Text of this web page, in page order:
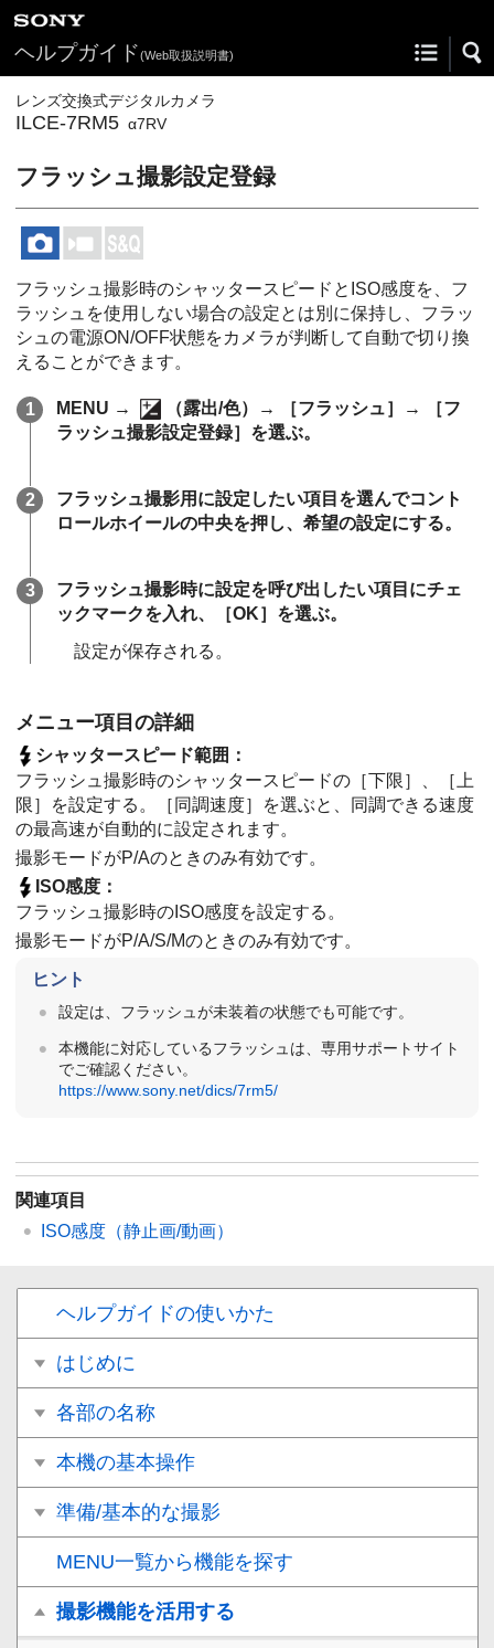
ヘルプガイド(Web取扱説明書)
レンズ交換式デジタルカメラ
ILCE-7RM5 α7RV
フラッシュ撮影設定登録
フラッシュ撮影時のシャッタースピードとISO感度を、フ
ラッシュを使用しない場合の設定とは別に保持し、フラッ
シュの電源ON/OFF状態をカメラが判断して自動で切り換
えることができます。
MENU → （露出/色）→ ［フラッシュ］ →
［フ
ラッシュ撮影設定登録］ を選ぶ。
フラッシュ撮影用に設定したい項目を選んでコント
ロールホイールの中央を押し、希望の設定にする。
フラッシュ撮影時に設定を呼び出したい項目にチェ
ックマークを入れ、
［OK］ を選ぶ。
設定が保存される。
メニュー項目の詳細
シャッタースピード範囲 ：
フラッシュ撮影時のシャッタースピードの［下限］、［上
限］を設定する。
［同調速度］
を選ぶと、同調できる速度
の最高速が自動的に設定されます。
撮影モードがP/Aのときのみ有効です。
ISO感度 ：
フラッシュ撮影時のISO感度を設定する。
撮影モードがP/A/S/Mのときのみ有効です。
ヒント
設定は、フラッシュが未装着の状態でも可能です。
本機能に対応しているフラッシュは、専用サポートサイト
でご確認ください。
https://www.sony.net/dics/7rm5/
関連項目
ISO感度 （静止画/動画）
ヘルプガイドの使いかた
はじめに
各部の名称
本機の基本操作
準備/基本的な撮影
MENU一覧から機能を探す
撮影機能を活用する